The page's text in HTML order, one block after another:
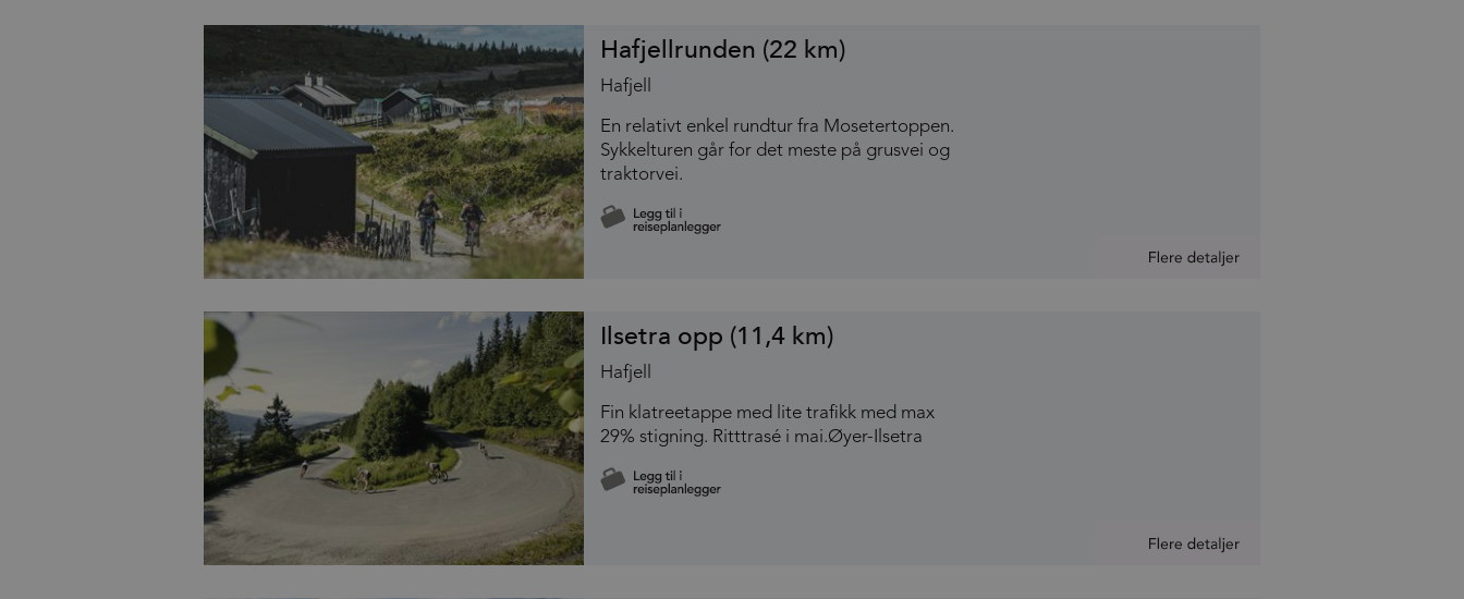
Hafjellrunden (22 km)
Hafjell
En relativt enkel rundtur fra Mosetertoppen.
Sykkelturen går for det meste på grusvei og
traktorvei.
Ilsetra opp (11,4 km)
Hafjell
Fin klatreetappe med lite trafikk med max
29% stigning. Ritttrasé i mai.Øyer-Ilsetra